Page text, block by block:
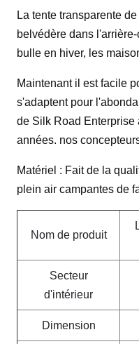
La tente transparente
belvédère dans
bulle en hiver, les
Maintenant il est facile
s'adaptent pour
de Silk Road Enterprise
années. nos
Matériel : Fait de la
plein air campantes de
Nom de produit
Secteur
d'intérieur
Dimension